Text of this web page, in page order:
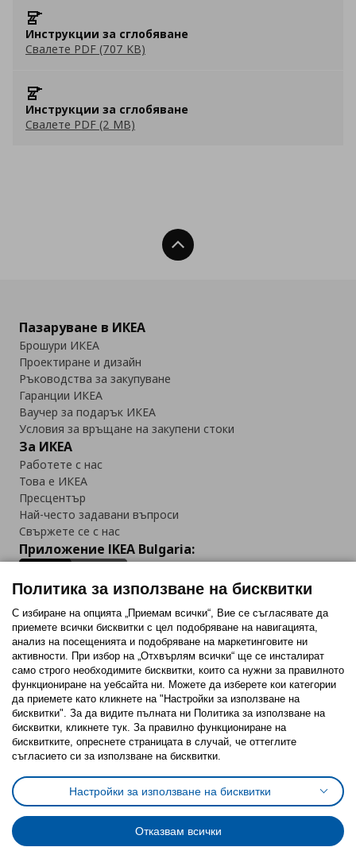
Инструкции за сглобяване
Свалете PDF (707 KB)
Инструкции за сглобяване
Свалете PDF (2 MB)
Нагоре
Пазаруване в ИКЕА
Брошури ИКЕА
Проектиране и дизайн
Ръководства за закупуване
Гаранции ИКЕА
Ваучер за подарък ИКЕА
Условия за връщане на закупени стоки
За ИКЕА
Работете с нас
Това е ИКЕА
Пресцентър
Най-често задавани въпроси
Свържете се с нас
Приложение IKEA Bulgaria:
Последвайте ни:
FacebookTwitterYoutubePinterestInstagram
Политика за използване на бисквитки (Cookies)
Избор на настройки за използване на бисквитки
Условия за ползване на ikea.bgОбща политика за личните данни
Политика за защита на личните данни на ikea.bg
Общи условия на програма IKEA Family
Политика за защита на лични данни на програма IKEA Family
Политика за използване на бисквитки
С избиране на опцията „Приемам всички“, Вие се съгласявате да
приемете всички бисквитки с цел подобряване на навигацията,
анализ на посещенията и подобряване на маркетинговите ни
активности. При избор на „Отхвърлям всички“ ще се инсталират
само строго необходимитe бисквитки, които са нужни за правилното
функциониране на уебсайта ни. Можете да изберете кои категории
да приемете като кликнете на "Настройки за използване на
бисквитки". За да видите пълната ни Политика за използване на
бисквитки, кликнете тук. За правилно функциониране на
бисквитките, опреснете страницата в случай, че оттеглите
съгласието си за използване на бисквитки.
Настройки за използване на бисквитки
Отказвам всички